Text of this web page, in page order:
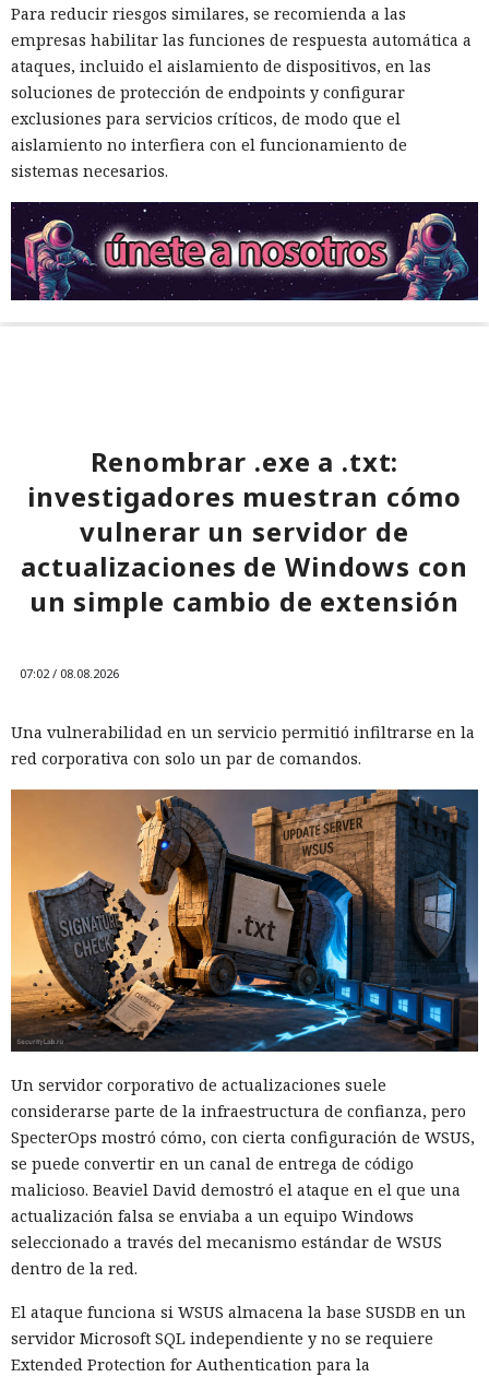
Para reducir riesgos similares, se recomienda a las
empresas habilitar las funciones de respuesta automática a
ataques, incluido el aislamiento de dispositivos, en las
soluciones de protección de endpoints y configurar
exclusiones para servicios críticos, de modo que el
aislamiento no interfiera con el funcionamiento de
sistemas necesarios.
Renombrar .exe a .txt:
investigadores muestran cómo
vulnerar un servidor de
actualizaciones de Windows con
un simple cambio de extensión
07:02 / 08.08.2026
Una vulnerabilidad en un servicio permitió infiltrarse en la
red corporativa con solo un par de comandos.
Un servidor corporativo de actualizaciones suele
considerarse parte de la infraestructura de confianza, pero
SpecterOps mostró cómo, con cierta configuración de WSUS,
se puede convertir en un canal de entrega de código
malicioso. Beaviel David demostró el ataque en el que una
actualización falsa se enviaba a un equipo Windows
seleccionado a través del mecanismo estándar de WSUS
dentro de la red.
El ataque funciona si WSUS almacena la base SUSDB en un
servidor Microsoft SQL independiente y no se requiere
Extended Protection for Authentication para la